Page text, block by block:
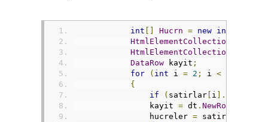
int Hucrn = new int
HtmlElementCollection
HtmlElementCollection
DataRow kayit ;
for
( int i = 2 ; i <
{
if
( satirlar i ].
                kayit
= dt . NewRow
                hucreler
= satirlar